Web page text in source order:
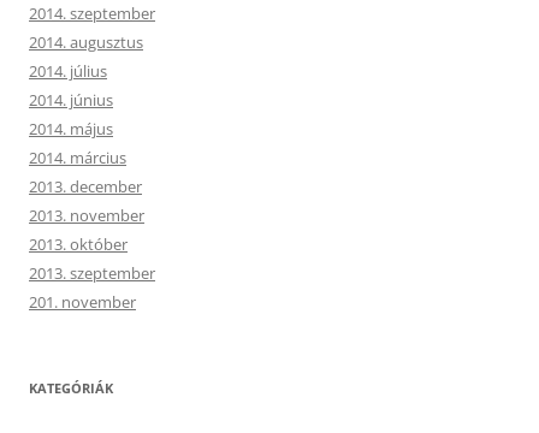
2014. szeptember
2014. augusztus
2014. július
2014. június
2014. május
2014. március
2013. december
2013. november
2013. október
2013. szeptember
201. november
KATEGÓRIÁK